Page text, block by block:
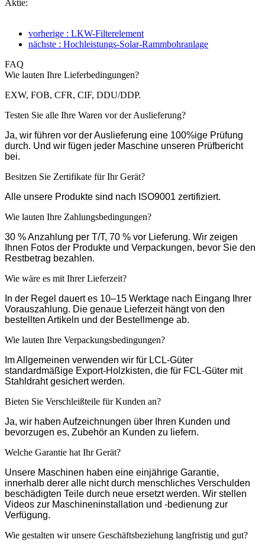
Aktie:
vorherige : LKW-Filterelement
nächste : Hochleistungs-Solar-Rammbohranlage
FAQ
Wie lauten Ihre Lieferbedingungen?
EXW, FOB, CFR, CIF, DDU/DDP.
Testen Sie alle Ihre Waren vor der Auslieferung?
Ja, wir führen vor der Auslieferung eine 100%ige Prüfung
durch. Und wir fügen jeder Maschine unseren Prüfbericht
bei.
Besitzen Sie Zertifikate für Ihr Gerät?
Alle unsere Produkte sind nach ISO9001 zertifiziert.
Wie lauten Ihre Zahlungsbedingungen?
30 % Anzahlung per T/T, 70 % vor Lieferung. Wir zeigen
Ihnen Fotos der Produkte und Verpackungen, bevor Sie den
Restbetrag bezahlen.
Wie wäre es mit Ihrer Lieferzeit?
In der Regel dauert es 10–15 Werktage nach Eingang Ihrer
Vorauszahlung. Die genaue Lieferzeit hängt von den
bestellten Artikeln und der Bestellmenge ab.
Wie lauten Ihre Verpackungsbedingungen?
Im Allgemeinen verwenden wir für LCL-Güter
standardmäßige Export-Holzkisten, die für FCL-Güter mit
Stahldraht gesichert werden.
Bieten Sie Verschleißteile für Kunden an?
Ja, wir haben Aufzeichnungen über Ihren Kunden und
bevorzugen es, Zubehör an Kunden zu liefern.
Welche Garantie hat Ihr Gerät?
Unsere Maschinen haben eine einjährige Garantie,
innerhalb derer alle nicht durch menschliches Verschulden
beschädigten Teile durch neue ersetzt werden. Wir stellen
Videos zur Maschineninstallation und -bedienung zur
Verfügung.
Wie gestalten wir unsere Geschäftsbeziehung langfristig und gut?